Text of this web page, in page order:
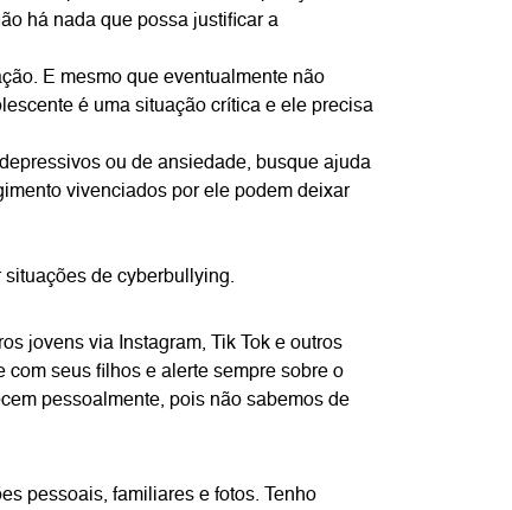
há nada que possa justificar a
E mesmo que eventualmente não
é uma situação crítica e ele precisa
ou de ansiedade, busque ajuda
vivenciados por ele podem deixar
situações de cyberbullying.
jovens via Instagram, Tik Tok e outros
seus filhos e alerte sempre sobre o
pessoalmente, pois não sabemos de
pessoais, familiares e fotos. Tenho